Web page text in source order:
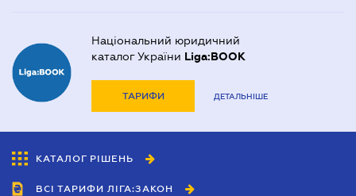
Національний юридичний
каталог України Liga:BOOK
ТАРИФИ ДЕТАЛЬНІШЕ
КАТАЛОГ РІШЕНЬ
ВСІ ТАРИФИ ЛІГА:ЗАКОН